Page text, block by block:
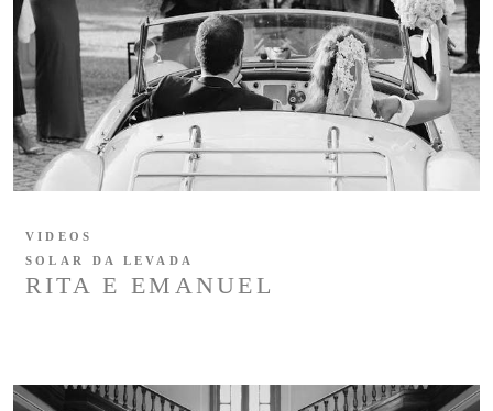
RITA E EMANUEL
VIDEOS
SOLAR DA LEVADA